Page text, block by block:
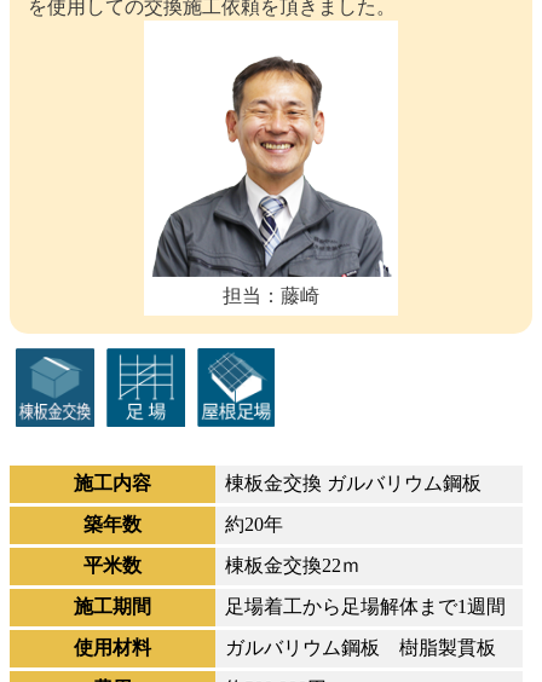
を使用しての交換施工依頼を頂きました。
担当：藤崎
施工内容
棟板金交換 ガルバリウム鋼板
築年数
約20年
平米数
棟板金交換22ｍ
施工期間
足場着工から足場解体まで1週間
使用材料
ガルバリウム鋼板 樹脂製貫板